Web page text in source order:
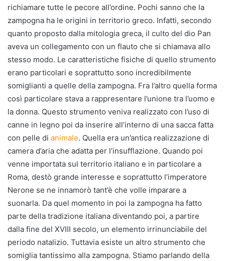
richiamare tutte le pecore all’ordine. Pochi sanno che la
zampogna ha le origini in territorio greco. Infatti, secondo
quanto proposto dalla mitologia greca, il culto del dio Pan
aveva un collegamento con un flauto che si chiamava allo
stesso modo. Le caratteristiche fisiche di quello strumento
erano particolari e soprattutto sono incredibilmente
somiglianti a quelle della zampogna. Fra l’altro quella forma
così particolare stava a rappresentare l’unione tra l’uomo e
la donna. Questo strumento veniva realizzato con l’uso di
canne in legno poi da inserire all’interno di una sacca fatta
con pelle di animale. Quella era un’antica realizzazione di
camera d’aria che adatta per l’insufflazione. Quando poi
venne importata sul territorio italiano e in particolare a
Roma, destò grande interesse e soprattutto l’imperatore
Nerone se ne innamorò tant’è che volle imparare a
suonarla. Da quel momento in poi la zampogna ha fatto
parte della tradizione italiana diventando poi, a partire
dalla fine del XVIII secolo, un elemento irrinunciabile del
periodo natalizio. Tuttavia esiste un altro strumento che
somiglia tantissimo alla zampogna. Stiamo parlando della